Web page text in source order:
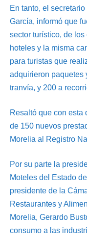
En tanto, el
García, informó que
sector turístico, de
hoteles y la misma
para turistas que
adquirieron paquetes
tranvía, y 200 a
Resaltó que con esta
de 150 nuevos
Morelia al Registro
Por su parte la
Moteles del Estado
presidente de la
Restaurantes y
Morelia, Gerardo
consumo a las